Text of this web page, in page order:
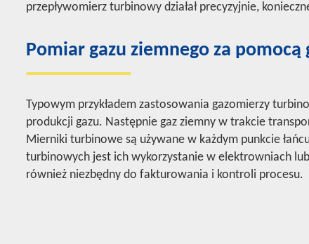
przepływomierz turbinowy działał precyzyjnie,
Pomiar gazu ziemnego za
Typowym przykładem zastosowania gazomierzy
produkcji gazu. Następnie gaz ziemny w trakcie
Mierniki turbinowe są używane w każdym punkcie
turbinowych jest ich wykorzystanie w elektrowniach
również niezbędny do fakturowania i kontroli procesu.